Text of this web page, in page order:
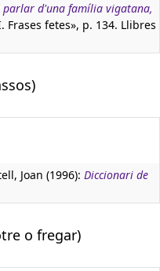
parlar d'una família vigatana,
fetes», p. 134. Llibres
Joan (1996): Diccionari de
o fregar)